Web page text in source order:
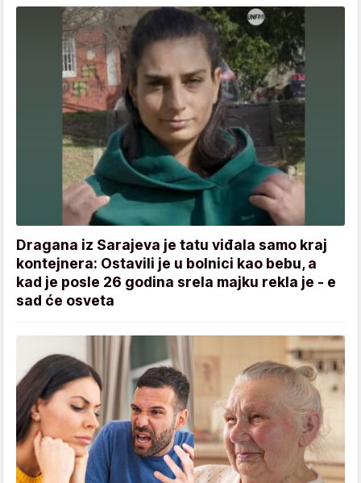
Dragana iz Sarajeva je tatu viđala samo kraj
kontejnera: Ostavili je u bolnici kao bebu, a
kad je posle 26 godina srela majku rekla je - e
sad će osveta